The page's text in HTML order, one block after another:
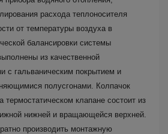
расхода теплоносителя
от температуры воздуха в
балансировки системы
из качественной
с гальваническим покрытием и
полусгонами. Колпачок
термостатическом клапане состоит из
нижней и вращающейся верхней.
производить монтажную